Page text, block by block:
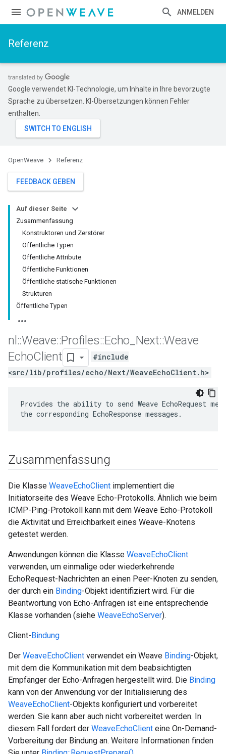
ANMELDEN
Referenz
Google verwendet KI-Technologie, um Inhalte in Ihre bevorzugte
Sprache zu übersetzen. KI-Übersetzungen können Fehler
enthalten.
OpenWeave Referenz
FEEDBACK GEBEN
Auf dieser Seite
Zusammenfassung
Konstruktoren und Zerstörer
Öffentliche Typen
Öffentliche Attribute
Öffentliche Funktionen
Öffentliche statische Funktionen
Strukturen
Öffentliche Typen
nl ::Weave::Profiles::Echo Next::Weave
EchoClient
#include
<src/lib/profiles/echo/Next/WeaveEchoClient.h>
Provides the ability to send Weave EchoRequest
the corresponding EchoResponse messages.
Zusammenfassung
Die Klasse WeaveEchoClient implementiert die
Initiatorseite des Weave Echo-Protokolls. Ähnlich wie beim
ICMP-Ping-Protokoll kann mit dem Weave Echo-Protokoll
die Aktivität und Erreichbarkeit eines Weave-Knotens
getestet werden.
Anwendungen können die Klasse WeaveEchoClient
verwenden, um einmalige oder wiederkehrende
EchoRequest-Nachrichten an einen Peer-Knoten zu senden,
der durch ein Binding-Objekt identifiziert wird. Für die
Beantwortung von Echo-Anfragen ist eine entsprechende
Klasse vorhanden (siehe WeaveEchoServer).
Client-Bindung
Der WeaveEchoClient verwendet ein Weave Binding-Objekt,
mit dem die Kommunikation mit dem beabsichtigten
Empfänger der Echo-Anfragen hergestellt wird. Die Binding
kann von der Anwendung vor der Initialisierung des
WeaveEchoClient-Objekts konfiguriert und vorbereitet
werden. Sie kann aber auch nicht vorbereitet werden. In
diesem Fall fordert der WeaveEchoClient eine On-Demand-
Vorbereitung der Bindung an. Weitere Informationen finden